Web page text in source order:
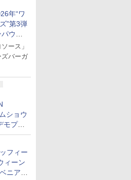
年“ワ
”第3弾
ウン
ース」
バーガ
ショウ
プレ
フィー
ィーン
ニアが